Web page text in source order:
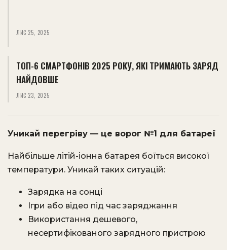
ЛИС 25, 2025
ТОП-6 СМАРТФОНІВ 2025 РОКУ, ЯКІ ТРИМАЮТЬ ЗАРЯД
НАЙДОВШЕ
ЛИС 23, 2025
Уникай перегріву — це ворог №1 для батареї
Найбільше літій-іонна батарея боїться високої
температури. Уникай таких ситуацій:
Зарядка на сонці
Ігри або відео під час заряджання
Використання дешевого,
несертифікованого зарядного пристрою